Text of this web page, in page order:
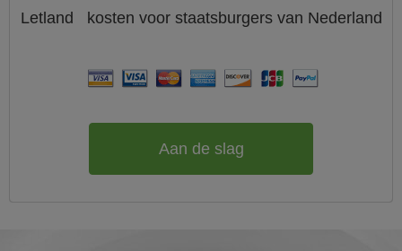
Letland kosten voor staatsburgers van Nederland
Aan de slag